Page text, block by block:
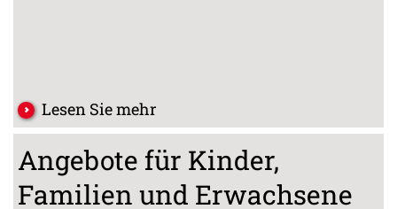
Lesen Sie mehr
Angebote für Kinder,
Familien und Erwachsene